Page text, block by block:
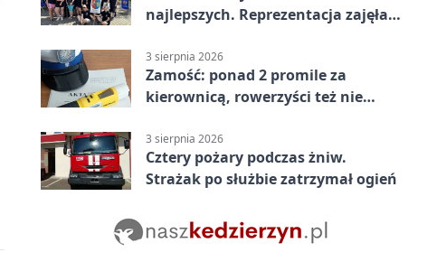
najlepszych. Reprezentacja zajęła
3 sierpnia 2026
Zamość: ponad 2 promile za
kierownicą, rowerzyści też nie
3 sierpnia 2026
Cztery pożary podczas żniw.
Strażak po służbie zatrzymał ogień